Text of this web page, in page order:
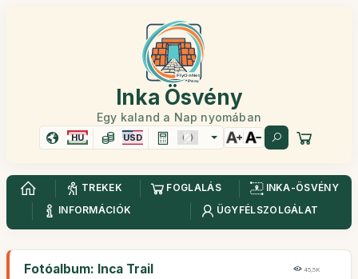
Inka Ösvény
Egy kaland a Nap nyomában
HU USD
TREKEK FOGLALÁS
INKA-ÖSVÉNY
INFORMÁCIÓK
ÜGYFÉLSZOLGÁLAT
Fotóalbum: Inca Trail 45,5K